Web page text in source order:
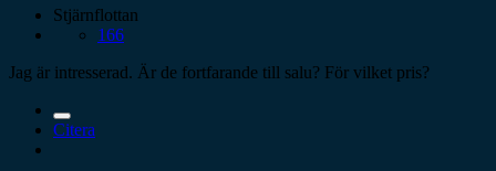
Stjärnflottan
166
Jag är intresserad. Är de fortfarande till salu? För vilket pris?
Citera